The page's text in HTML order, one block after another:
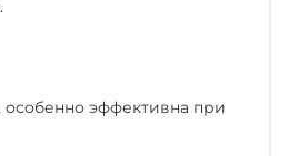
эффективна при